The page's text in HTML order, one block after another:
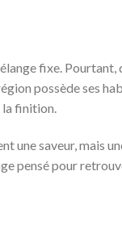
fixe. Pourtant,
possède ses
finition.
saveur, mais
pensé pour